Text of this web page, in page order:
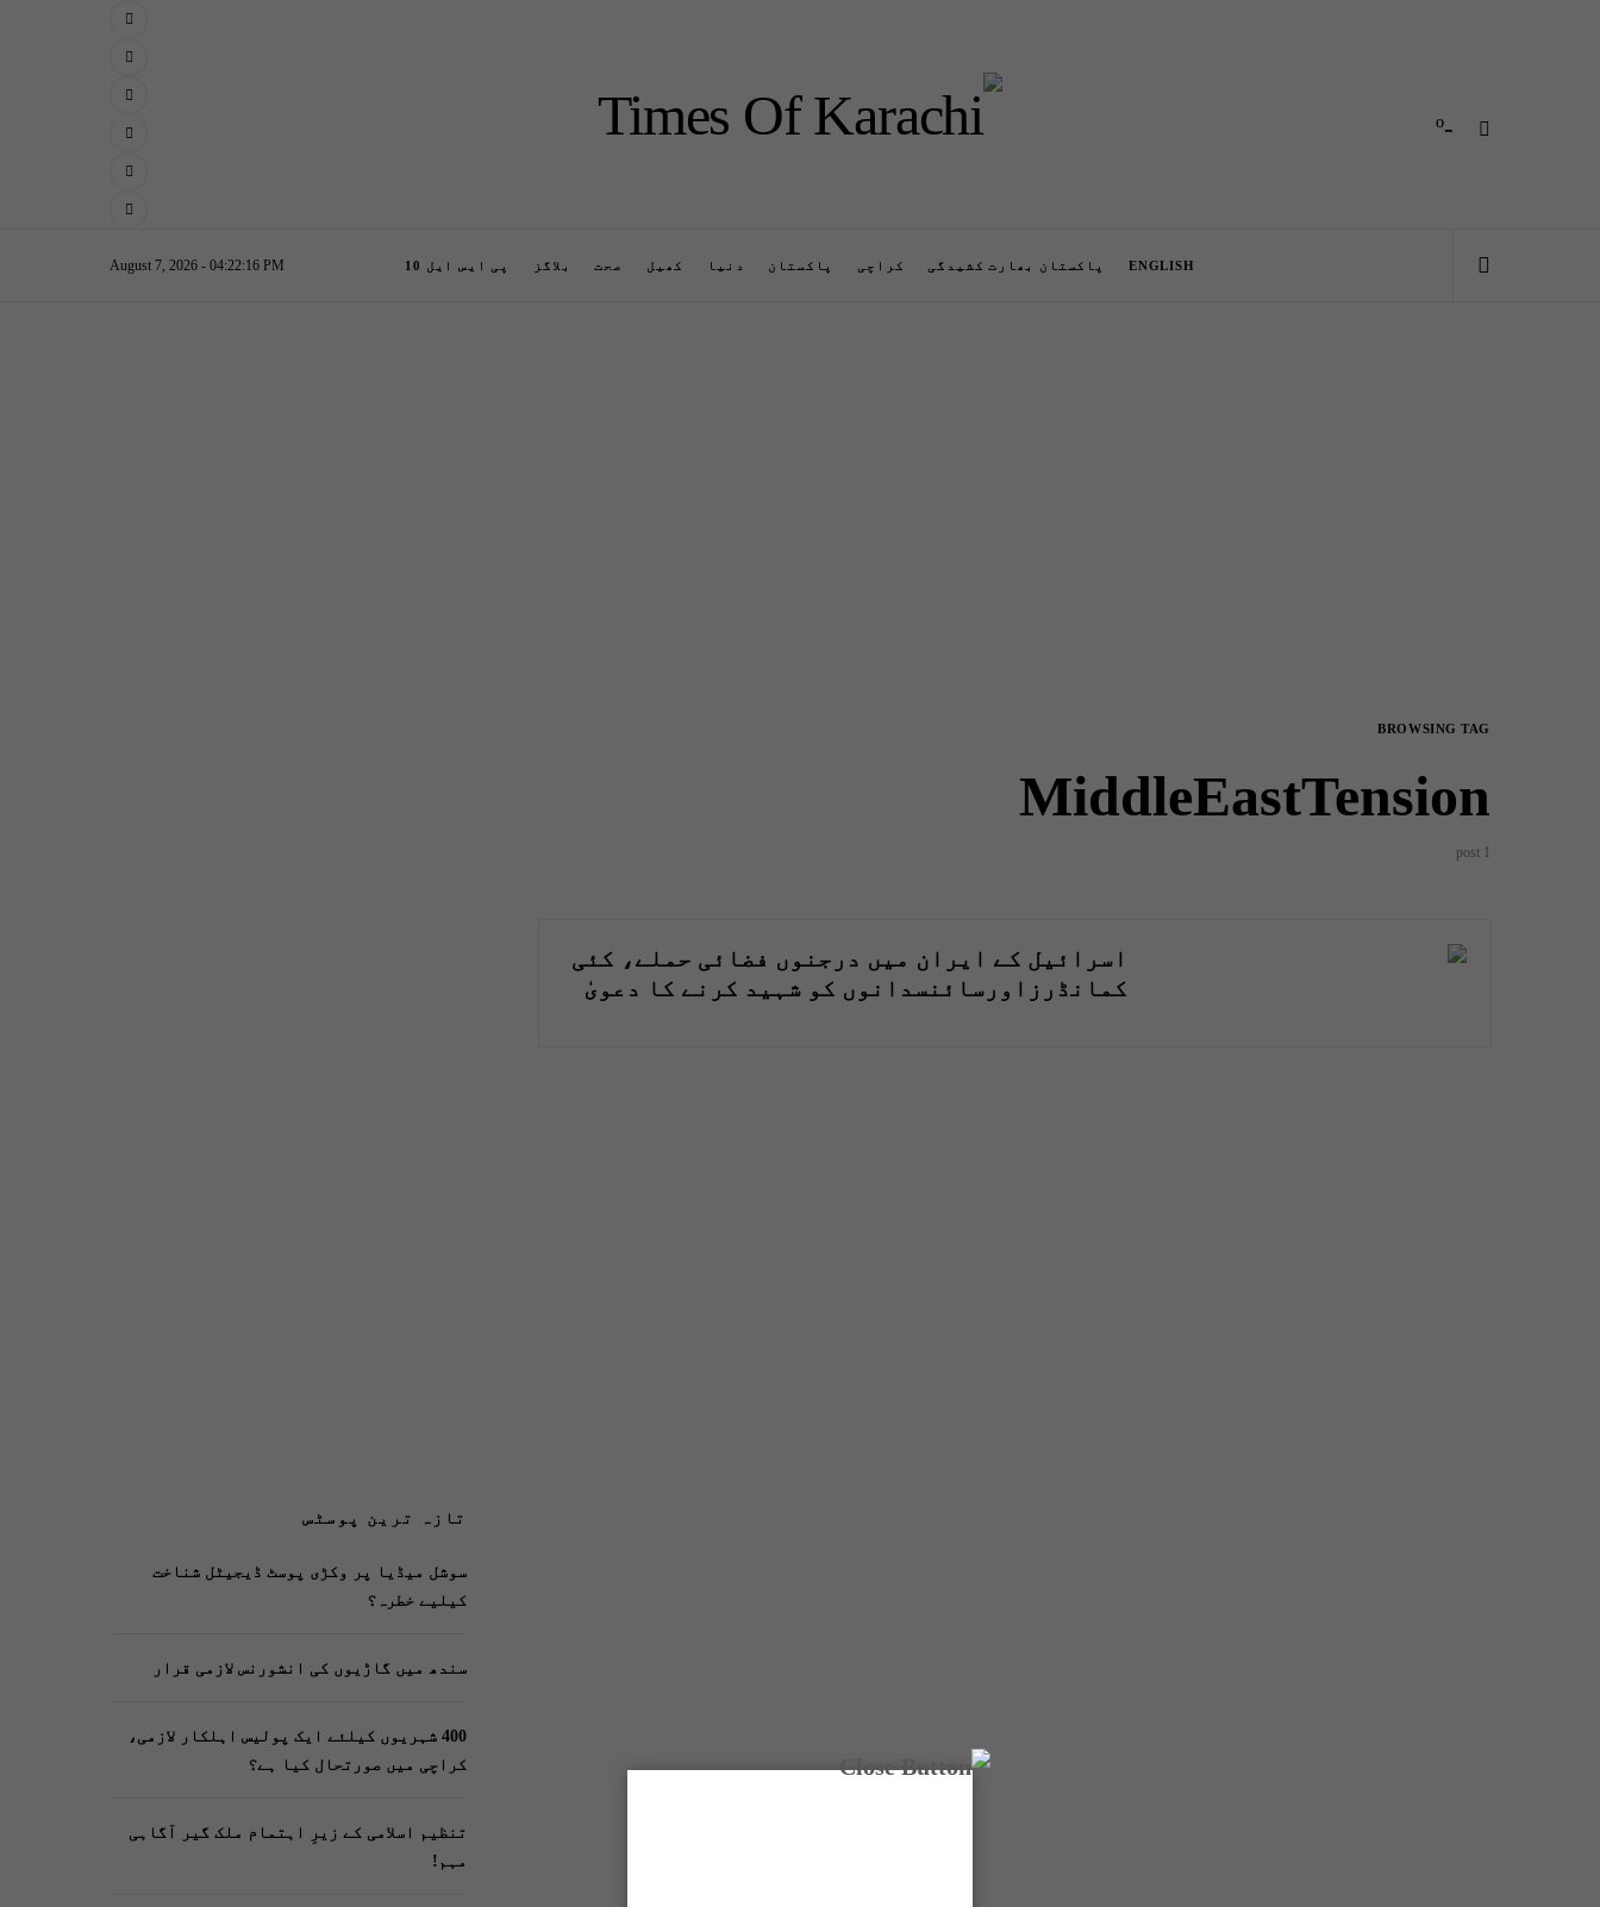
-º
ENGLISH پاکستان بھارت کشیدگی کراچی پاکستان دنیا کھیل صحت بلاگز پی ایس ایل 10 August 7, 2026 - 04:22:17 PM
BROWSING TAG
MiddleEastTension
1 post
اسرائیل کے ایران میں درجنوں فضائی حملے، کئی
کمانڈرزاورسائنسدانوں کو شہید کرنے کا دعویٰ
تازہ ترین پوسٹس
سوشل میڈیا پر وکڑی پوسٹ ڈیجیٹل شناخت
کیلیے خطرہ؟
سندھ میں گاڑیوں کی انشورنس لازمی قرار
400 شہریوں کیلئے ایک پولیس اہلکار لازمی،
کراچی میں صورتحال کیا ہے؟
تنظیم اسلامی کے زیرِ اہتمام ملک گیر آگاہی
مہم!